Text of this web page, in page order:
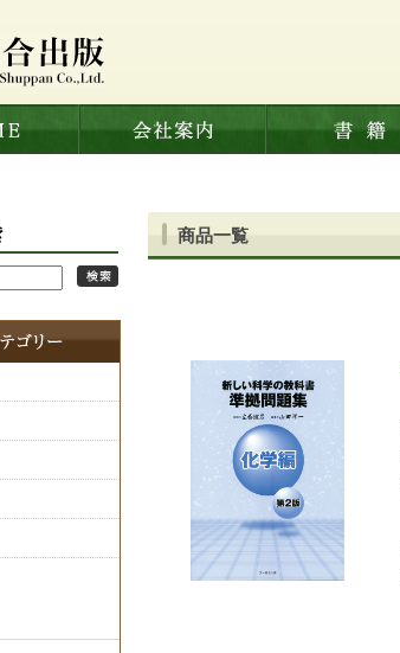
商品一覧